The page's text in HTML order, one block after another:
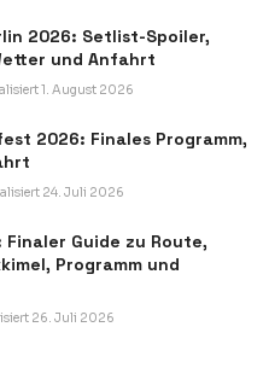
2026: Setlist-Spoiler,
und Anfahrt
1. August 2026
2026: Finales Programm,
24. Juli 2026
Finaler Guide zu Route,
Programm und
26. Juli 2026